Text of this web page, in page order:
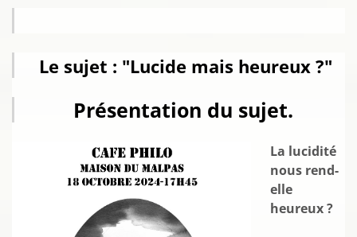
Le sujet : "Lucide mais heureux ?"
Présentation du sujet.
La lucidité
nous rend-
elle
heureux ?